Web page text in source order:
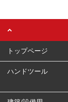
トップページ
ハンドツール